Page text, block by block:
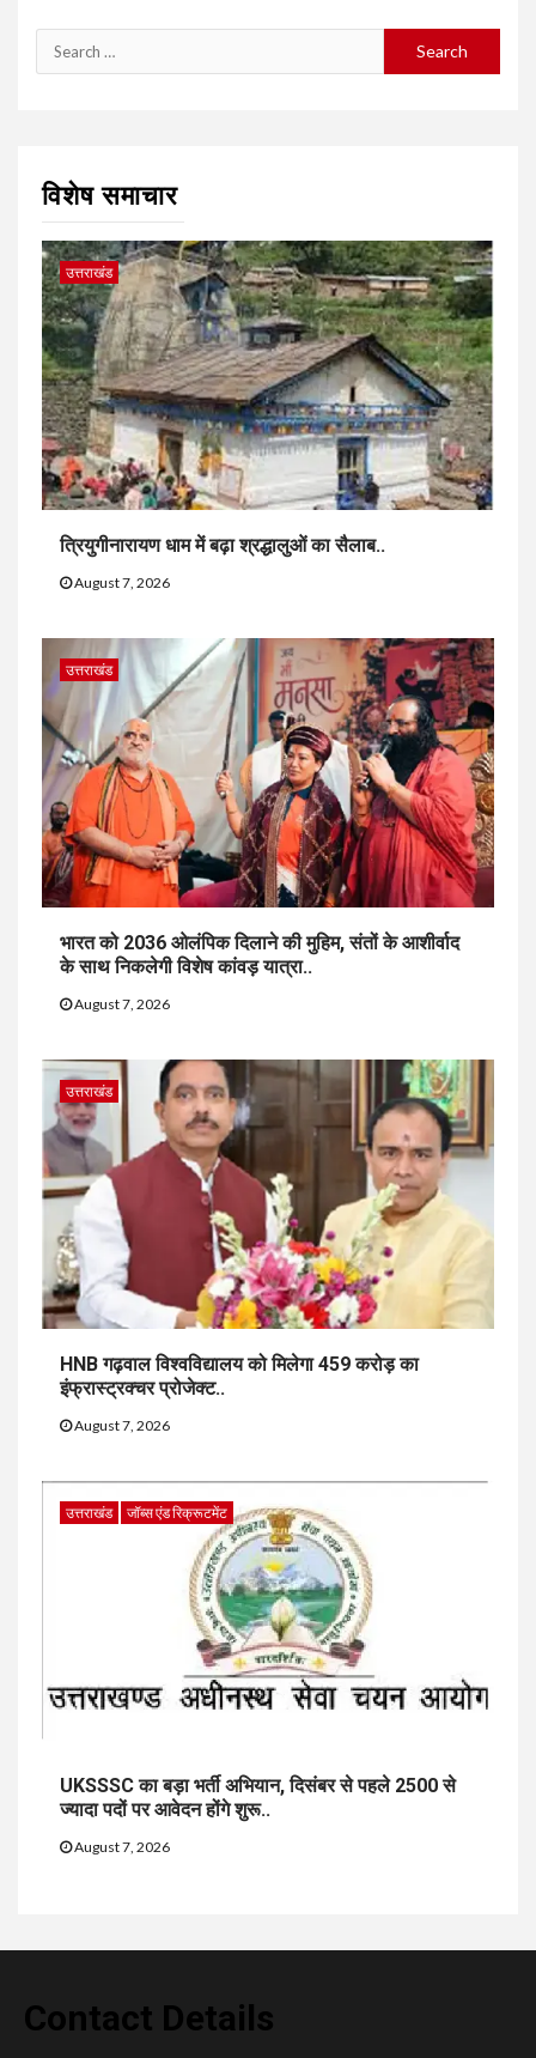
Search
for:
विशेष समाचार
उत्तराखंड
त्रियुगीनारायण धाम में बढ़ा श्रद्धालुओं का सैलाब..
August 7, 2026
उत्तराखंड
भारत को 2036 ओलंपिक दिलाने की मुहिम, संतों के आशीर्वाद
के साथ निकलेगी विशेष कांवड़ यात्रा..
August 7, 2026
उत्तराखंड
HNB गढ़वाल विश्वविद्यालय को मिलेगा 459 करोड़ का
इंफ्रास्ट्रक्चर प्रोजेक्ट..
August 7, 2026
उत्तराखंड जॉब्स एंड रिक्रूटमेंट
UKSSSC का बड़ा भर्ती अभियान, दिसंबर से पहले 2500 से
ज्यादा पदों पर आवेदन होंगे शुरू..
August 7, 2026
Contact Details